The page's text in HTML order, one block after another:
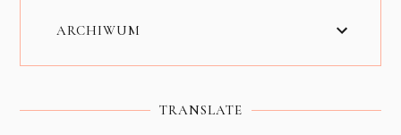
ARCHIWUM
TRANSLATE